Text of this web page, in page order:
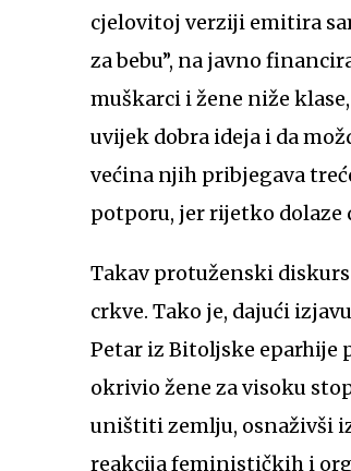
cjelovitoj verziji emitira
za bebu”, na javno
muškarci i žene niže
uvijek dobra ideja i da
većina njih pribjegava
potporu, jer rijetko dolaze
Takav protuženski
crkve. Tako je, dajući
Petar iz Bitoljske eparhije
okrivio žene za visoku
uništiti zemlju, osnaživši
reakcija feminističkih i